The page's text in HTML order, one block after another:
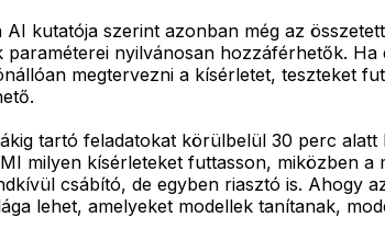
kutatója szerint azonban még az
nyilvánosan hozzáférhetők.
megtervezni a kísérletet, teszteket
tartó feladatokat körülbelül 30 perc
milyen kísérleteket futtasson, miközben
csábító, de egyben riasztó is. Ahogy
lehet, amelyeket modellek tanítanak,